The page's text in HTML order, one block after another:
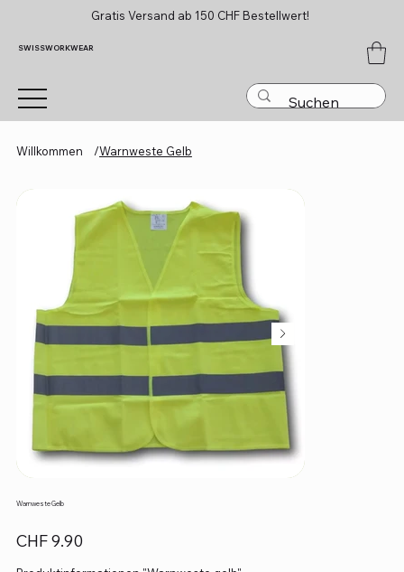
Gratis Versand ab 150 CHF Bestellwert!
SWISSWORKWEAR
Willkommen /Warnweste Gelb
Warnweste Gelb
Preis
CHF 9.90